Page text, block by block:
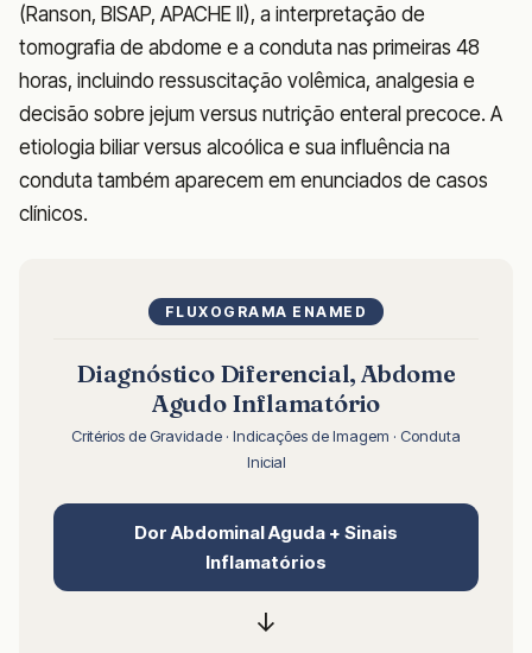
(Ranson, BISAP, APACHE II), a interpretação de
tomografia de abdome e a conduta nas primeiras 48
horas, incluindo ressuscitação volêmica, analgesia e
decisão sobre jejum versus nutrição enteral precoce. A
etiologia biliar versus alcoólica e sua influência na
conduta também aparecem em enunciados de casos
clínicos.
FLUXOGRAMA ENAMED
Diagnóstico Diferencial, Abdome
Agudo Inflamatório
Critérios de Gravidade · Indicações de Imagem · Conduta
Inicial
Dor Abdominal Aguda + Sinais
Inflamatórios
↓